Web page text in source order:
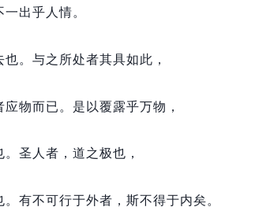
一出乎人情。
。 与之所处者其具如此，
物而已。 是以覆露乎万物，
圣人者， 道之极也，
有不可行于外者， 斯不得于内矣。